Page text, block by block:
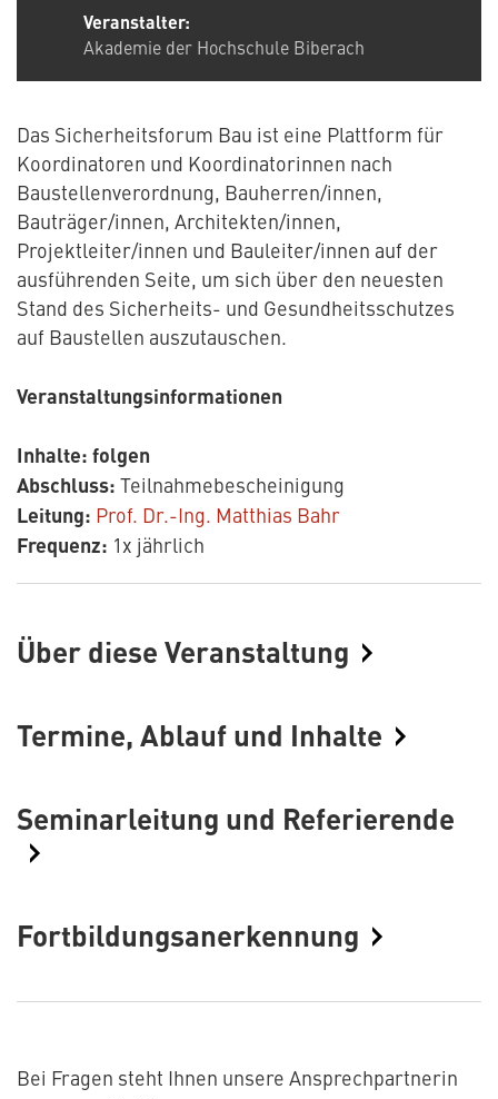
Veranstalter:
Akademie der Hochschule Biberach
Das Sicherheitsforum Bau ist eine Plattform für
Koordinatoren und Koordinatorinnen nach
Baustellenverordnung, Bauherren/innen,
Bauträger/innen, Architekten/innen,
Projektleiter/innen und Bauleiter/innen auf der
ausführenden Seite, um sich über den neuesten
Stand des Sicherheits- und Gesundheitsschutzes
auf Baustellen auszutauschen.
Veranstaltungsinformationen
Inhalte: folgen
Abschluss: Teilnahmebescheinigung
Leitung: Prof. Dr.-Ing. Matthias Bahr
Frequenz: 1x jährlich
Über diese Veranstaltung
Termine, Ablauf und Inhalte
Seminarleitung und Referierende
Fortbildungsanerkennung
Bei Fragen steht Ihnen unsere Ansprechpartnerin